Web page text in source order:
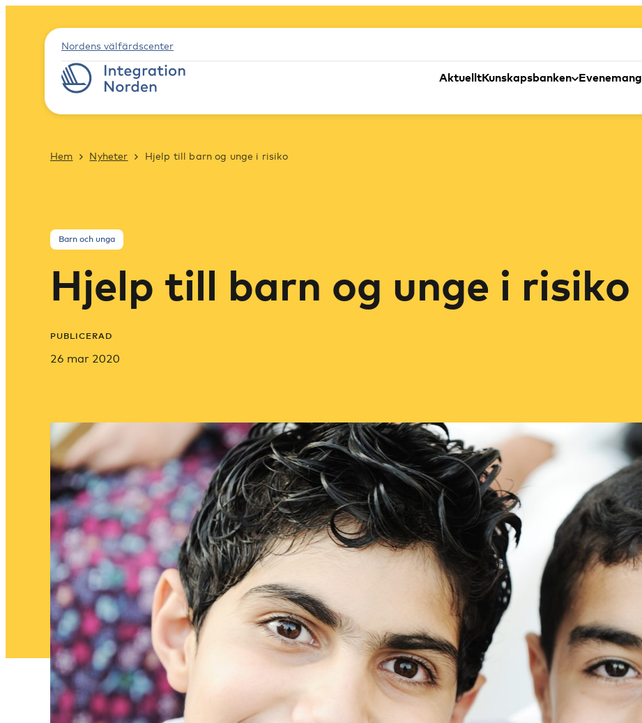
Nordens välfärdscenter
AktuelltKunskapsbanken Evenemang
Hem Nyheter Hjelp till barn og unge i risiko
Barn och unga
Hjelp till barn og unge i risiko
PUBLICERAD
26 mar 2020